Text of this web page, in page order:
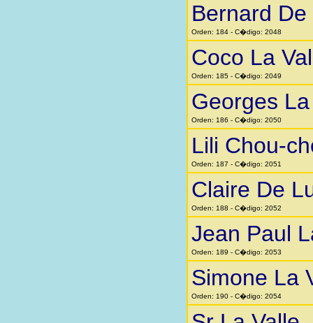
Bernard De
Orden: 184 - C�digo: 2048
Coco La
Orden: 185 - C�digo: 2049
Georges
Orden: 186 - C�digo: 2050
Lili Chou-
Orden: 187 - C�digo: 2051
Claire De
Orden: 188 - C�digo: 2052
Jean Paul
Orden: 189 - C�digo: 2053
Simone La
Orden: 190 - C�digo: 2054